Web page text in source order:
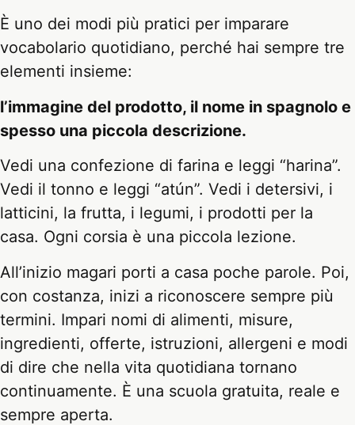
È uno dei modi più pratici per imparare
vocabolario quotidiano, perché hai sempre tre
elementi insieme:
l’immagine del prodotto, il nome in spagnolo e
spesso una piccola descrizione.
Vedi una confezione di farina e leggi “harina”.
Vedi il tonno e leggi “atún”. Vedi i detersivi, i
latticini, la frutta, i legumi, i prodotti per la
casa. Ogni corsia è una piccola lezione.
All’inizio magari porti a casa poche parole. Poi,
con costanza, inizi a riconoscere sempre più
termini. Impari nomi di alimenti, misure,
ingredienti, offerte, istruzioni, allergeni e modi
di dire che nella vita quotidiana tornano
continuamente. È una scuola gratuita, reale e
sempre aperta.